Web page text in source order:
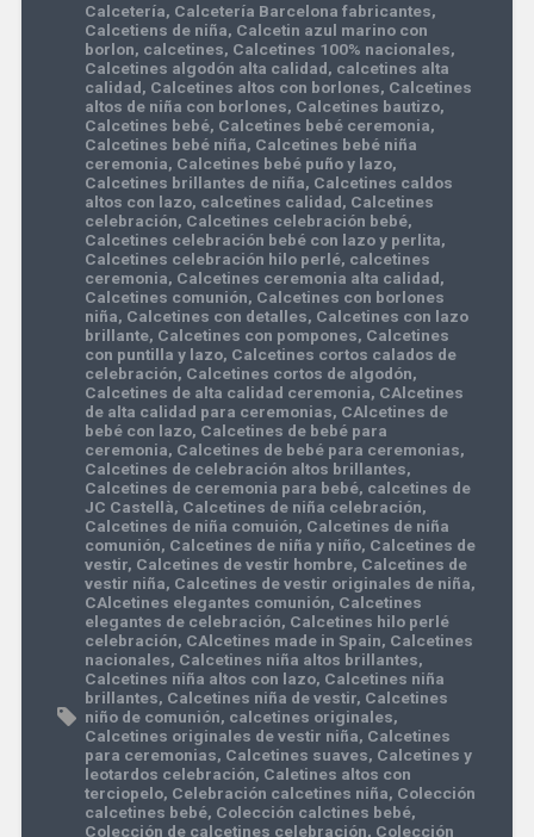
Calcetería, Calcetería Barcelona fabricantes,
Calcetiens de niña, Calcetin azul marino con
borlon, calcetines, Calcetines 100% nacionales,
Calcetines algodón alta calidad, calcetines alta
calidad, Calcetines altos con borlones, Calcetines
altos de niña con borlones, Calcetines bautizo,
Calcetines bebé, Calcetines bebé ceremonia,
Calcetines bebé niña, Calcetines bebé niña
ceremonia, Calcetines bebé puño y lazo,
Calcetines brillantes de niña, Calcetines caldos
altos con lazo, calcetines calidad, Calcetines
celebración, Calcetines celebración bebé,
Calcetines celebración bebé con lazo y perlita,
Calcetines celebración hilo perlé, calcetines
ceremonia, Calcetines ceremonia alta calidad,
Calcetines comunión, Calcetines con borlones
niña, Calcetines con detalles, Calcetines con lazo
brillante, Calcetines con pompones, Calcetines
con puntilla y lazo, Calcetines cortos calados de
celebración, Calcetines cortos de algodón,
Calcetines de alta calidad ceremonia, CAlcetines
de alta calidad para ceremonias, CAlcetines de
bebé con lazo, Calcetines de bebé para
ceremonia, Calcetines de bebé para ceremonias,
Calcetines de celebración altos brillantes,
Calcetines de ceremonia para bebé, calcetines de
JC Castellà, Calcetines de niña celebración,
Calcetines de niña comuión, Calcetines de niña
comunión, Calcetines de niña y niño, Calcetines de
vestir, Calcetines de vestir hombre, Calcetines de
vestir niña, Calcetines de vestir originales de niña,
CAlcetines elegantes comunión, Calcetines
elegantes de celebración, Calcetines hilo perlé
celebración, CAlcetines made in Spain, Calcetines
nacionales, Calcetines niña altos brillantes,
Calcetines niña altos con lazo, Calcetines niña
brillantes, Calcetines niña de vestir, Calcetines
niño de comunión, calcetines originales,
Calcetines originales de vestir niña, Calcetines
para ceremonias, Calcetines suaves, Calcetines y
leotardos celebración, Caletines altos con
terciopelo, Celebración calcetines niña, Colección
calcetines bebé, Colección calctines bebé,
Colección de calcetines celebración, Colección